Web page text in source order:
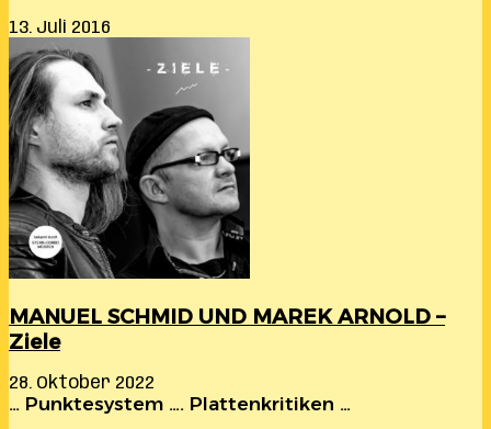
13. Juli 2016
MANUEL SCHMID UND MAREK ARNOLD –
Ziele
28. Oktober 2022
… Punktesystem …. Plattenkritiken …